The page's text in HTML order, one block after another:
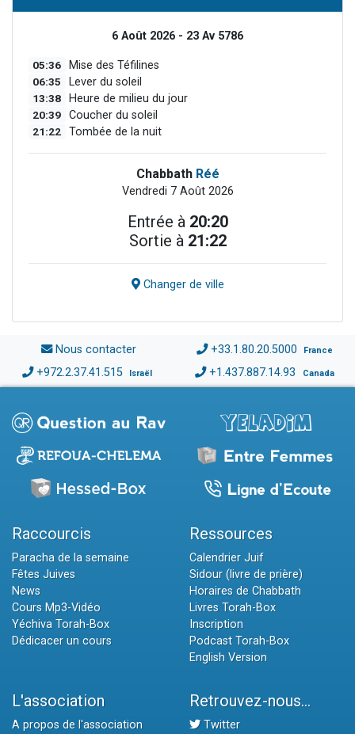
6 Août 2026 - 23 Av 5786
05:36 Mise des Téfilines
06:35 Lever du soleil
13:38 Heure de milieu du jour
20:39 Coucher du soleil
21:22 Tombée de la nuit
Chabbath Réé
Vendredi 7 Août 2026
Entrée à 20:20
Sortie à 21:22
Changer de ville
Nous contacter +33.1.80.20.5000 France
+972.2.37.41.515 Israël +1.437.887.14.93 Canada
Raccourcis
Paracha de la semaine
Fêtes Juives
News
Cours Mp3-Vidéo
Yéchiva Torah-Box
Dédicacer un cours
Ressources
Calendrier Juif
Sidour (livre de prière)
Horaires de Chabbath
Livres Torah-Box
Inscription
Podcast Torah-Box
English Version
L'association
A propos de l'association
Retrouvez-nous...
Twitter